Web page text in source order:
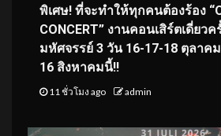
พิเศษ! ที่จะทำให้ทุกคนต้องร้อง
CONCERT” งานคอนเสิร์ตเดี่ยว
มหัศจรรย์ 3 วัน 16-17-18 ตุลา
16 สิงหาคมนี้!!
11 ชั่วโมง ago admin